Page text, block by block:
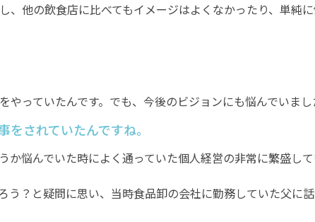
、他の飲食店に比べてもイメージはよくなかったり、単純
っていたんです。でも、今後のビジョンにも悩んでいまし
されていたんですね。
か悩んでいた時によく通っていた個人経営の非常に繁盛し
う？と疑問に思い、当時食品卸の会社に勤務していた父に